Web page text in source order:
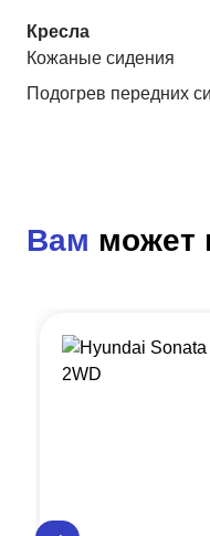
Кресла
Кожаные сидения
Подогрев передних
Вам может